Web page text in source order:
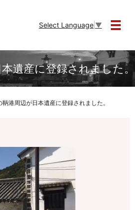
Select Language ▼ メ
遺産に登録されました。
鞆港周辺が日本遺産に登録されました。